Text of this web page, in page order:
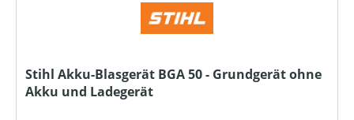
Stihl Akku-Blasgerät BGA 50 - Grundgerät ohne
Akku und Ladegerät